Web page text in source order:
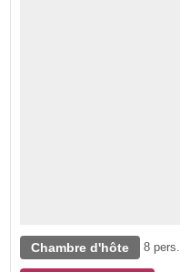
Chambre d'hôte 8 pers.